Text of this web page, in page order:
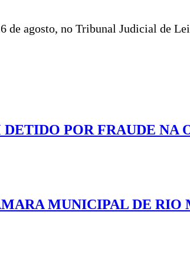
de agosto, no Tribunal Judicial de
POR FRAUDE NA
MUNICIPAL DE RIO